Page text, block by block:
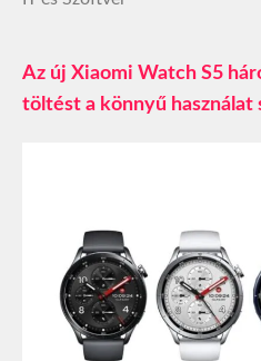
Az új Xiaomi Watch S5
töltést a könnyű használat